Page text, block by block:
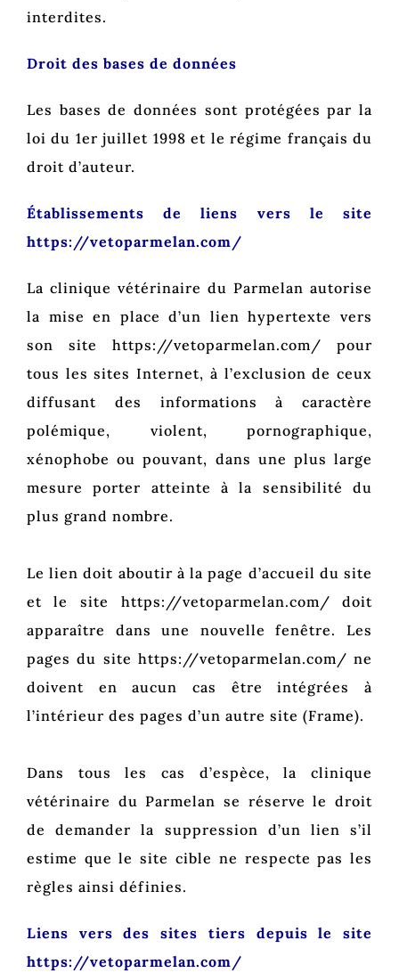
interdites.
Droit des bases de données
Les bases de données sont protégées par la
loi du 1er juillet 1998 et le régime français du
droit d’auteur.
Établissements de liens vers le site
https://vetoparmelan.com/
La clinique vétérinaire du Parmelan autorise
la mise en place d’un lien hypertexte vers
son site https://vetoparmelan.com/ pour
tous les sites Internet, à l’exclusion de ceux
diffusant des informations à caractère
polémique, violent, pornographique,
xénophobe ou pouvant, dans une plus large
mesure porter atteinte à la sensibilité du
plus grand nombre.
Le lien doit aboutir à la page d’accueil du site
et le site https://vetoparmelan.com/ doit
apparaître dans une nouvelle fenêtre. Les
pages du site https://vetoparmelan.com/ ne
doivent en aucun cas être intégrées à
l’intérieur des pages d’un autre site (Frame).
Dans tous les cas d’espèce, la clinique
vétérinaire du Parmelan se réserve le droit
de demander la suppression d’un lien s’il
estime que le site cible ne respecte pas les
règles ainsi définies.
Liens vers des sites tiers depuis le site
https://vetoparmelan.com/